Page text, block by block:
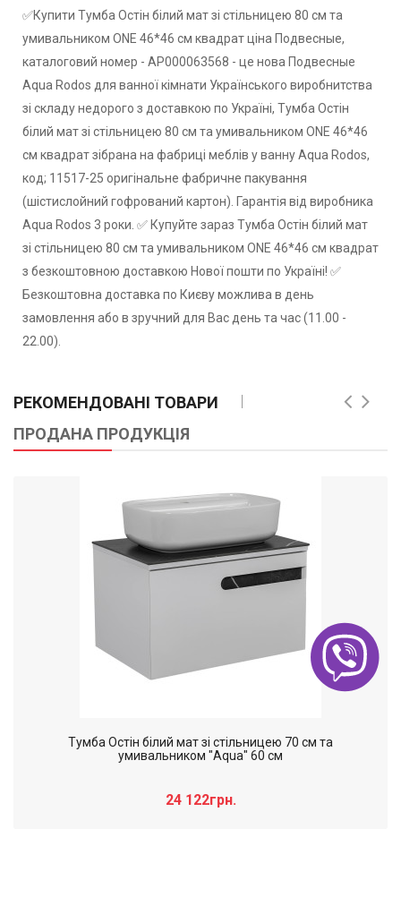
✅Купити Тумба Остiн білий мат зі стільницею 80 см та
умивальником ONE 46*46 см квадрат ціна Подвесные,
каталоговий номер - АР000063568 - це нова Подвесные
Aqua Rodos для ванної кімнати Українського виробнитства
зі складу недорого з доставкою по Україні, Тумба Остiн
білий мат зі стільницею 80 см та умивальником ONE 46*46
см квадрат зібрана на фабриці меблів у ванну Aqua Rodos,
код; 11517-25 оригінальне фабричне пакування
(шістислойний гофрований картон). Гарантія від виробника
Aqua Rodos 3 роки. ✅ Купуйте зараз Тумба Остiн білий мат
зі стільницею 80 см та умивальником ONE 46*46 см квадрат
з безкоштовною доставкою Нової пошти по Україні! ✅
Безкоштовна доставка по Києву можлива в день
замовлення або в зручний для Вас день та час (11.00 -
22.00).
РЕКОМЕНДОВАНІ ТОВАРИ
ПРОДАНА ПРОДУКЦІЯ
Тумба Остiн білий мат зі стільницею 70 см та
умивальником "Aqua" 60 см
24 122грн.